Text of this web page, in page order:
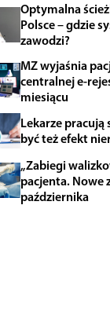
Optymalna
Polsce – gdzie
zawodzi?
MZ wyjaśnia
centralnej e-
miesiącu
Lekarze pracują
być też efekt
„Zabiegi
pacjenta. Nowe
października